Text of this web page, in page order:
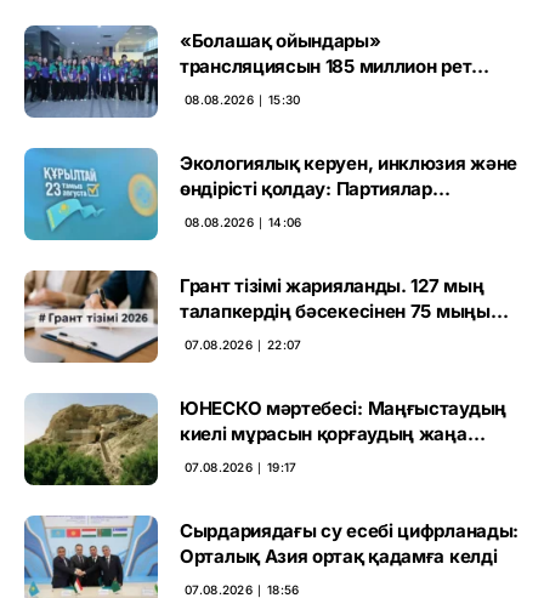
«Болашақ ойындары»
трансляциясын 185 миллион рет
көрген
08.08.2026 ∣ 15:30
Экологиялық керуен, инклюзия және
өндірісті қолдау: Партиялар
өңірлерде қандай мәселе көтерді
08.08.2026 ∣ 14:06
Грант тізімі жарияланды. 127 мың
талапкердің бәсекесінен 75 мыңы
өтті
07.08.2026 ∣ 22:07
ЮНЕСКО мәртебесі: Маңғыстаудың
киелі мұрасын қорғаудың жаңа
кезеңі басталды
07.08.2026 ∣ 19:17
Сырдариядағы су есебі цифрланады:
Орталық Азия ортақ қадамға келді
07.08.2026 ∣ 18:56